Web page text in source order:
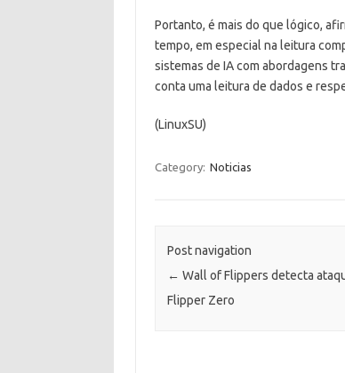
Portanto, é mais do que lógico,
tempo, em especial na leitura
sistemas de IA com abordagens
conta uma leitura de dados e
(LinuxSU)
Category: Noticias
Post navigation
← Wall of Flippers detecta
Flipper Zero